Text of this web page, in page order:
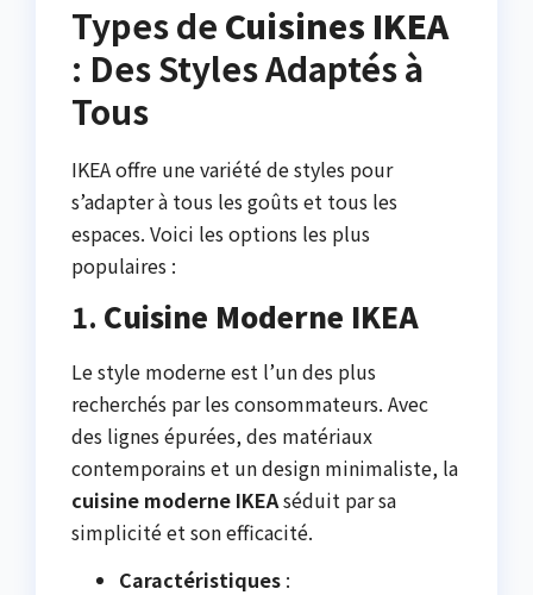
Types de Cuisines IKEA
: Des Styles Adaptés à
Tous
IKEA offre une variété de styles pour
s’adapter à tous les goûts et tous les
espaces. Voici les options les plus
populaires :
1. Cuisine Moderne IKEA
Le style moderne est l’un des plus
recherchés par les consommateurs. Avec
des lignes épurées, des matériaux
contemporains et un design minimaliste, la
cuisine moderne IKEAséduit par sa
simplicité et son efficacité.
Caractéristiques :